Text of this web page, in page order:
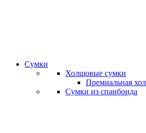
Сумки
Холщовые сумки
Премиальная
Сумки из спанбонда